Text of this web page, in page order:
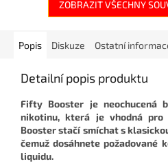
ZOBRAZIT VŠECHNY
Popis Diskuze Ostatní
Detailní popis produktu
Fifty Booster je neochucená
nikotinu, která je vhodná pro
Booster stačí smíchat s
čemuž dosáhnete požadované
liquidu.